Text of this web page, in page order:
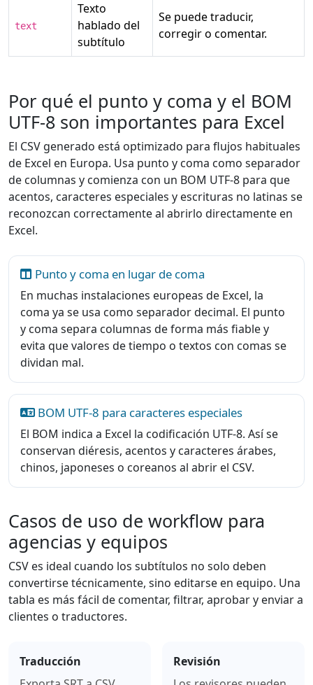
text
Texto
hablado del
subtítulo
Se puede traducir,
corregir o comentar.
Por qué el punto y coma y el BOM
UTF-8 son importantes para Excel
El CSV generado está optimizado para flujos habituales
de Excel en Europa. Usa punto y coma como separador
de columnas y comienza con un BOM UTF-8 para que
acentos, caracteres especiales y escrituras no latinas se
reconozcan correctamente al abrirlo directamente en
Excel.
Punto y coma en lugar de coma
En muchas instalaciones europeas de Excel, la
coma ya se usa como separador decimal. El punto
y coma separa columnas de forma más fiable y
evita que valores de tiempo o textos con comas se
dividan mal.
BOM UTF-8 para caracteres especiales
El BOM indica a Excel la codificación UTF-8. Así se
conservan diéresis, acentos y caracteres árabes,
chinos, japoneses o coreanos al abrir el CSV.
Casos de uso de workflow para
agencias y equipos
CSV es ideal cuando los subtítulos no solo deben
convertirse técnicamente, sino editarse en equipo. Una
tabla es más fácil de comentar, filtrar, aprobar y enviar a
clientes o traductores.
Traducción
Revisión